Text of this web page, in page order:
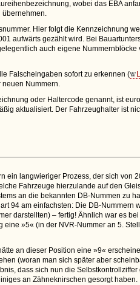
wobei das EBA
Hier folgt die Kennzeichnung
aufwärts gezählt wird. Bei
auch eigene Nummernblöcke
Falscheingaben sofort zu erkennen (
Nummern.
oder Haltercode genannt, ist
aktualisiert. Der Fahrzeughalter ist
ein langwieriger Prozess, der sich von
Fahrzeuge hierzulande auf den
an die bekannten DB-Nummen zu
94 am einfachsten: Die DB-Nummern
darstellten) – fertig! Ähnlich war es
»5« (in der NVR-Nummer an 5.
an dieser Position eine »9«
(woran man sich später aber
dass sich nun die
an Zähneknirschen gesorgt haben.